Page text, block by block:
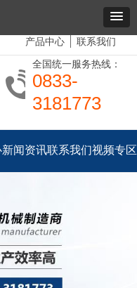
产品中心 联系我们
全国统一服务热线：
0833-
3181773
新闻资讯联系我们视频专区